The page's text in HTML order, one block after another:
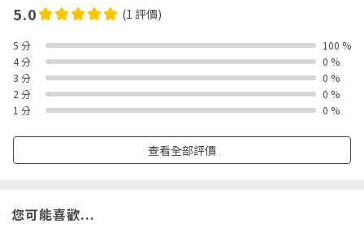
5.0 (1 評價)
5 分
100 %
4 分
0 %
3 分
0 %
2 分
0 %
1 分
0 %
查看全部評價
您可能喜歡...